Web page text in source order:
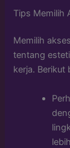
Tips Memilih
Memilih
tentang
kerja.